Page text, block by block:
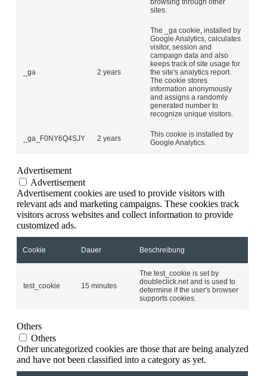
sites.
_ga 2 years
The _ga cookie, installed by
Google Analytics, calculates
visitor, session and
campaign data and also
keeps track of site usage for
the site's analytics report.
The cookie stores
information anonymously
and assigns a randomly
generated number to
recognize unique visitors.
_ga_F0NY6Q4SJY 2 years
This cookie is installed by
Google Analytics.
Advertisement
Advertisement
Advertisement cookies are used to provide visitors with
relevant ads and marketing campaigns. These cookies track
visitors across websites and collect information to provide
customized ads.
Cookie Dauer Beschreibung
test_cookie 15 minutes
The test_cookie is set by
doubleclick.net and is used to
determine if the user's browser
supports cookies.
Others
Others
Other uncategorized cookies are those that are being analyzed
and have not been classified into a category as yet.